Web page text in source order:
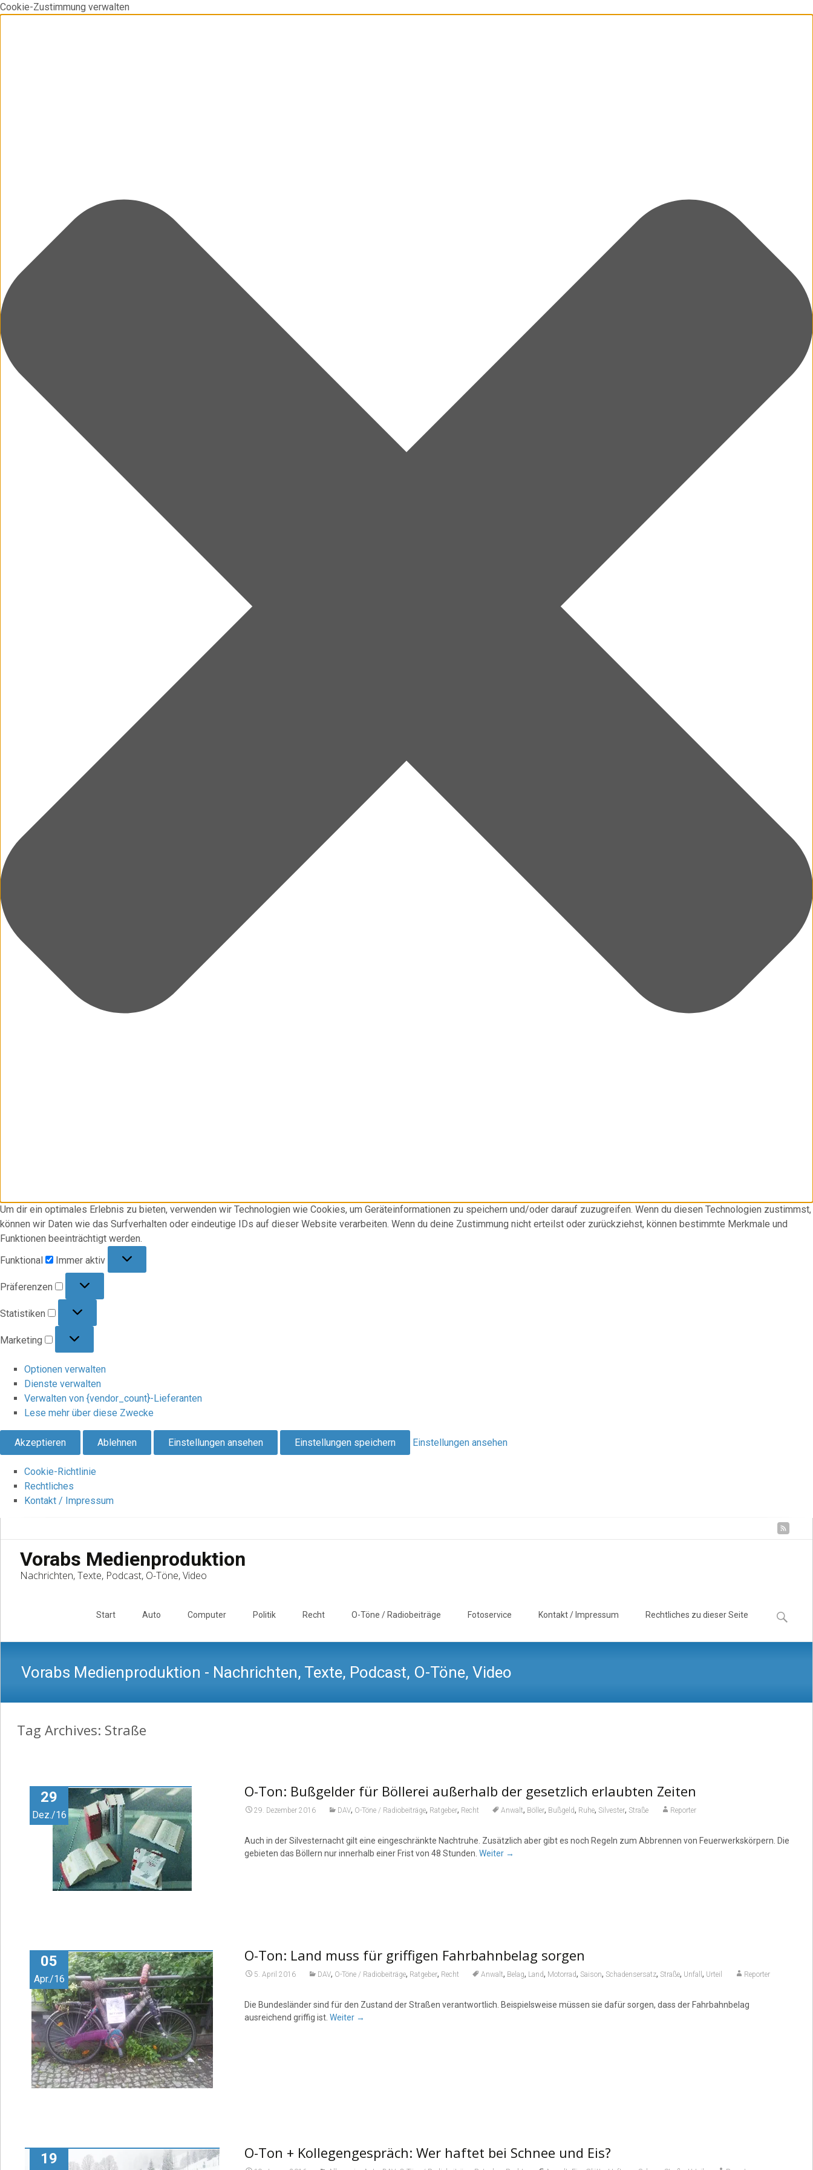
Cookie-Zustimmung verwalten
Um dir ein optimales Erlebnis zu bieten, verwenden wir Technologien wie Cookies, um Geräteinformationen zu speichern und/oder darauf zuzugreifen. Wenn du diesen Technologien zustimmst,
können wir Daten wie das Surfverhalten oder eindeutige IDs auf dieser Website verarbeiten. Wenn du deine Zustimmung nicht erteilst oder zurückziehst, können bestimmte Merkmale und
Funktionen beeinträchtigt werden.
Funktional
Immer aktiv
Präferenzen
Statistiken
Marketing
Optionen verwalten
Dienste verwalten
Verwalten von {vendor_count}-Lieferanten
Lese mehr über diese Zwecke
Akzeptieren Ablehnen Einstellungen ansehen Einstellungen speichern Einstellungen ansehen
Cookie-Richtlinie
Rechtliches
Kontakt / Impressum
Vorabs Medienproduktion
Nachrichten, Texte, Podcast, O-Töne, Video
Start Auto Computer Politik Recht O-Töne / Radiobeiträge Fotoservice Kontakt / Impressum Rechtliches zu dieser Seite
Suchen
nach:
Vorabs Medienproduktion - Nachrichten, Texte, Podcast, O-Töne, Video
Tag Archives: Straße
29
Dez./16
O-Ton: Bußgelder für Böllerei außerhalb der gesetzlich erlaubten Zeiten
29. Dezember 2016 DAV, O-Töne / Radiobeiträge, Ratgeber, Recht Anwalt, Böller, Bußgeld, Ruhe, Silvester, Straße Reporter
Auch in der Silvesternacht gilt eine eingeschränkte Nachtruhe. Zusätzlich aber gibt es noch Regeln zum Abbrennen von Feuerwerkskörpern. Die
gebieten das Böllern nur innerhalb einer Frist von 48 Stunden. Weiter →
05
Apr./16
O-Ton: Land muss für griffigen Fahrbahnbelag sorgen
5. April 2016 DAV, O-Töne / Radiobeiträge, Ratgeber, Recht Anwalt, Belag, Land, Motorrad, Saison, Schadensersatz, Straße, Unfall , Urteil Reporter
Die Bundesländer sind für den Zustand der Straßen verantwortlich. Beispielsweise müssen sie dafür sorgen, dass der Fahrbahnbelag
ausreichend griffig ist. Weiter →
19 O-Ton + Kollegengespräch: Wer haftet bei Schnee und Eis?